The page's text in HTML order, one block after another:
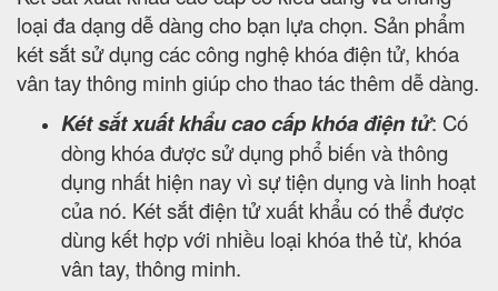
loại đa dạng dễ dàng cho bạn lựa chọn. Sản phẩm
két sắt sử dụng các công nghệ khóa điện tử, khóa
vân tay thông minh giúp cho thao tác thêm dễ dàng.
Két sắt xuất khẩu cao cấp khóa điện tử: Có
dòng khóa được sử dụng phổ biến và thông
dụng nhất hiện nay vì sự tiện dụng và linh hoạt
của nó. Két sắt điện tử xuất khẩu có thể được
dùng kết hợp với nhiều loại khóa thẻ từ, khóa
vân tay, thông minh.